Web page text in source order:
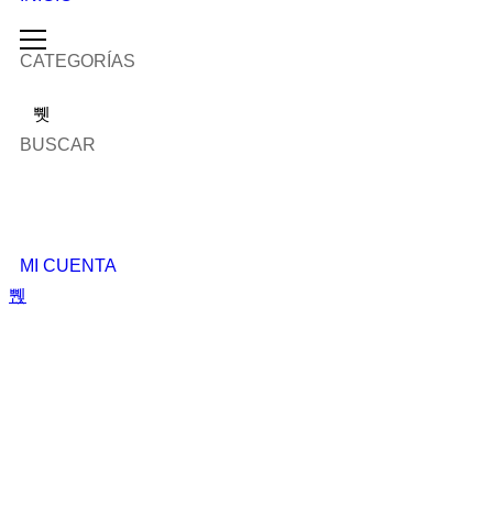
CATEGORÍAS
BUSCAR
MI CUENTA